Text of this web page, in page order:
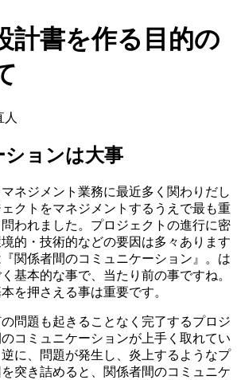
計書を作る目的の
人
ションは大事
ネジメント業務に最近多く関わりだし
クトをマネジメントするうえで最も重
われました。プロジェクトの進行に密
的・技術的などの要因は多々あります
関係者間のコミュニケーション』。は
基本的な事で、当たり前の事ですね。
を押さえる事は重要です。
問題も起きることなく完了するプロジ
コミュニケーションが上手く取れてい
に、問題が発生し、炎上するようなプ
突き詰めると、関係者間のコミュニケ